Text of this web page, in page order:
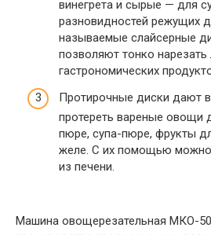
винегрета и сырые — для
разновидностей режущих
называемые слайсерные
позволяют тонко нарезать
гастрономических
Протирочные диски дают
протереть вареные овощи
пюре, супа-пюре, фрукты
желе. С их помощью можно
из печени.
Машина овощерезательная МКО-50